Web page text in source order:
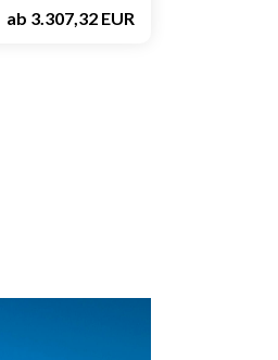
ab 3.307,32 EUR